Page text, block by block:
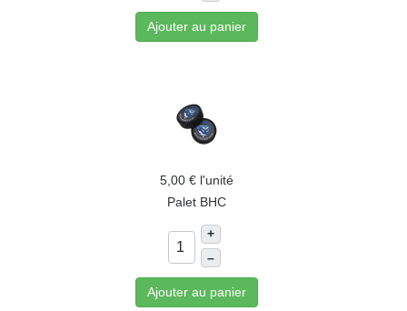
Ajouter au panier
5,00 € l'unité
Palet BHC
+
–
Ajouter au panier